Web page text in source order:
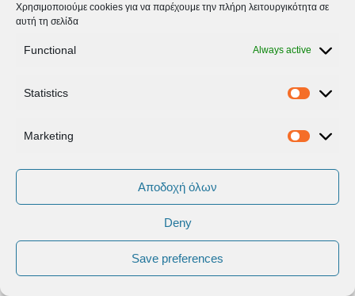
Χρησιμοποιούμε cookies για να παρέχουμε την πλήρη λειτουργικότητα σε
αυτή τη σελίδα
Functional Always active
Statistics
Marketing
Αποδοχή όλων
Deny
Save preferences
Βουλή
Συνεντεύξεις
Σχόλια